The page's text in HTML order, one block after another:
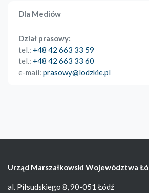
Dla Mediów
Dział prasowy:
tel.: +48 42 663 33 59
tel.: +48 42 663 33 60
e-mail: prasowy@lodzkie.pl
Urząd Marszałkowski Województwa
al. Piłsudskiego 8, 90-051 Łódź